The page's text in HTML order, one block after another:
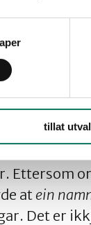
tillat
siste året
Ettersom
atein
Det er